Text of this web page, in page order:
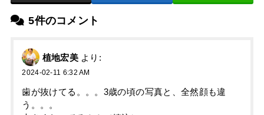
5件のコメント
植地宏美 より:
2024-02-11 6:32 AM
歯が抜けてる。。。3歳の頃の写真と、全然顔も違
う。。。